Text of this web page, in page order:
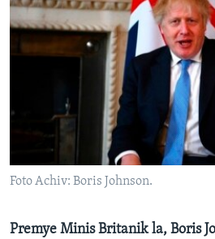
SUIV NOU
Foto Achiv: Boris Johnson.
Premye Minis Britanik la, Boris